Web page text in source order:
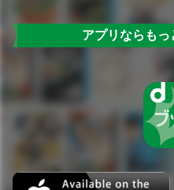
アプリならもっ